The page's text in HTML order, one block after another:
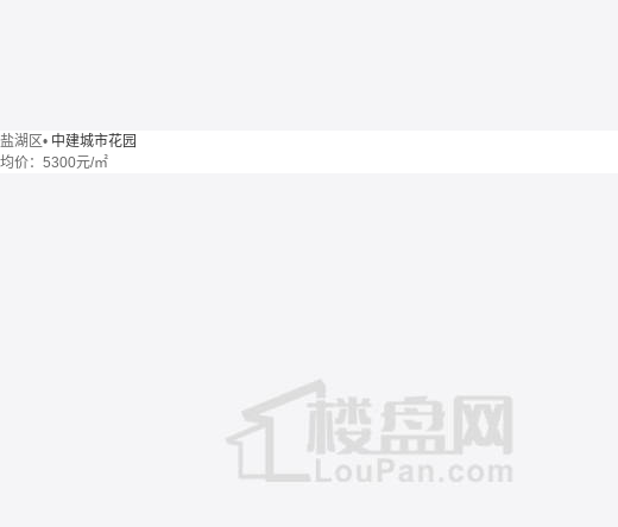
盐湖区• 中建城市花园
均价： 5300元/㎡